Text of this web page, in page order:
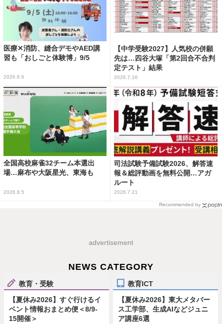
医療✕消防、縫合デモやAED講
習も「おしごと体験博」9/5
2026.8.6
【中学受験2027】人気校の併願
先は…四谷大塚「第2回合不合判
定テスト」結果
2026.7.16
全国高校麻雀32チーム本選出
場…麻布や大阪星光、東海も
2026.8.5
司法試験予備試験2026、解答速
報＆総評動画を無料公開…アガ
ルート
2026.7.21
Recommended by
advertisement
NEWS CATEGORY
教育・受験
【夏休み2026】すぐ行けるイ
ベント情報おまとめ便＜8/9-
15開催＞
教育ICT
【夏休み2026】東大メタバー
ス工学部、生成AIなどジュニ
ア講座6選